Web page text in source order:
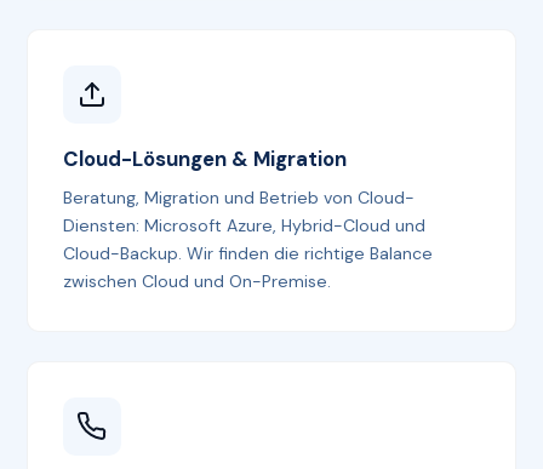
Cloud-Lösungen & Migration
Beratung, Migration und Betrieb von Cloud-
Diensten: Microsoft Azure, Hybrid-Cloud und
Cloud-Backup. Wir finden die richtige Balance
zwischen Cloud und On-Premise.